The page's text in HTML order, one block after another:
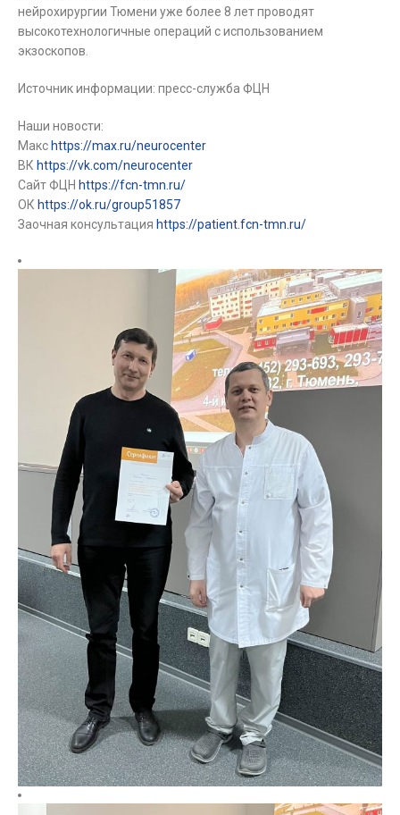
нейрохирургии Тюмени уже более 8 лет проводят
высокотехнологичные операций с использованием
экзоскопов.
Источник информации: пресс-служба ФЦН
Наши новости:
Макс https://max.ru/neurocenter
ВК https://vk.com/neurocenter
Сайт ФЦН https://fcn-tmn.ru/
ОК https://ok.ru/group51857
Заочная консультация https://patient.fcn-tmn.ru/